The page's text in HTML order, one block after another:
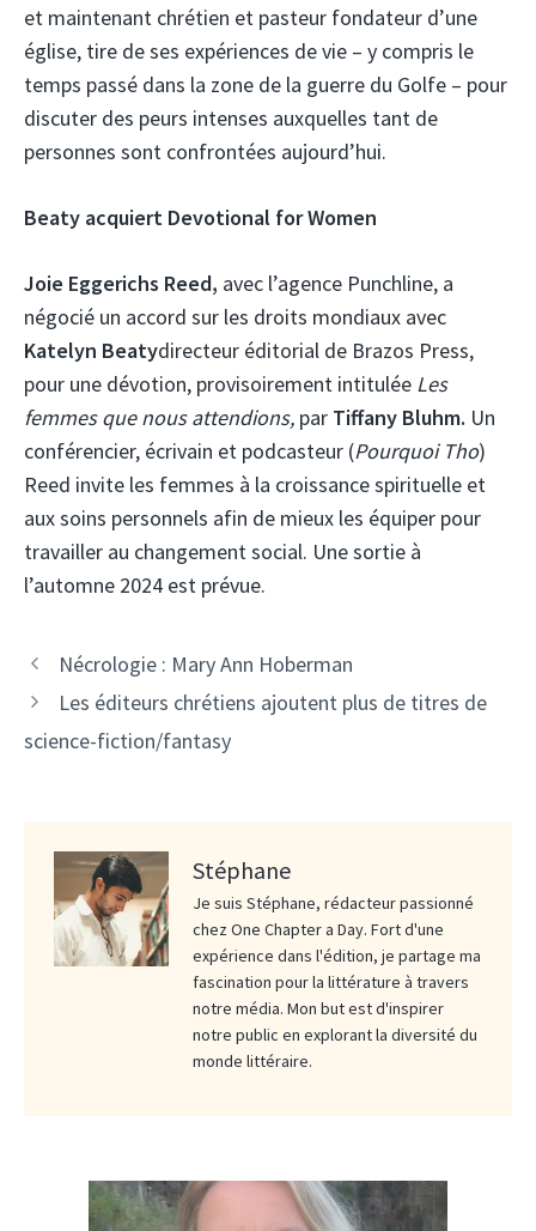
et maintenant chrétien et pasteur fondateur d’une
église, tire de ses expériences de vie – y compris le
temps passé dans la zone de la guerre du Golfe – pour
discuter des peurs intenses auxquelles tant de
personnes sont confrontées aujourd’hui.
Beaty acquiert Devotional for Women
Joie Eggerichs Reed, avec l’agence Punchline, a
négocié un accord sur les droits mondiaux avec
Katelyn Beatydirecteur éditorial de Brazos Press,
pour une dévotion, provisoirement intitulée Les
femmes que nous attendions, par Tiffany Bluhm. Un
conférencier, écrivain et podcasteur (Pourquoi Tho)
Reed invite les femmes à la croissance spirituelle et
aux soins personnels afin de mieux les équiper pour
travailler au changement social. Une sortie à
l’automne 2024 est prévue.
Nécrologie : Mary Ann Hoberman
Les éditeurs chrétiens ajoutent plus de titres de
science-fiction/fantasy
Stéphane
Je suis Stéphane, rédacteur passionné
chez One Chapter a Day. Fort d'une
expérience dans l'édition, je partage ma
fascination pour la littérature à travers
notre média. Mon but est d'inspirer
notre public en explorant la diversité du
monde littéraire.